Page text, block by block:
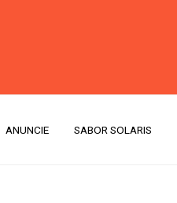
ANUNCIE SABOR SOLARIS